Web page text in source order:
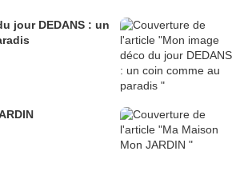
jour DEDANS : un